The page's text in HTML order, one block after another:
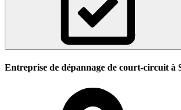
Entreprise de dépannage de court-circuit à